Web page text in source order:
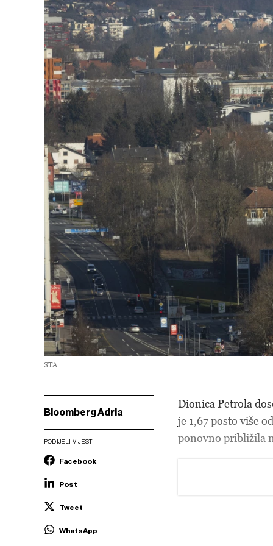
STA
Bloomberg Adria
PODIJELI VIJEST
Facebook
Post
Tweet
WhatsApp
Dionica Petrola
je 1,67 posto više
ponovno približila